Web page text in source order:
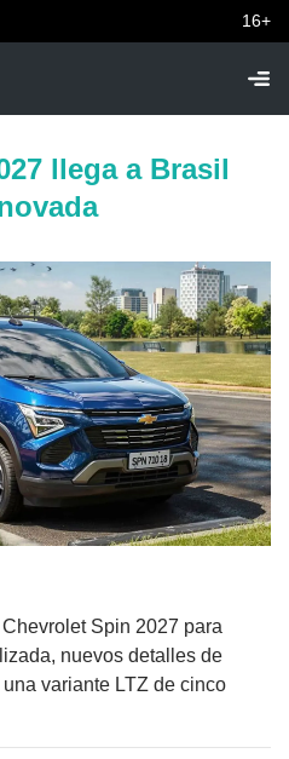
16+
llega a Brasil
Spin 2027 para
nuevos detalles de
variante LTZ de cinco